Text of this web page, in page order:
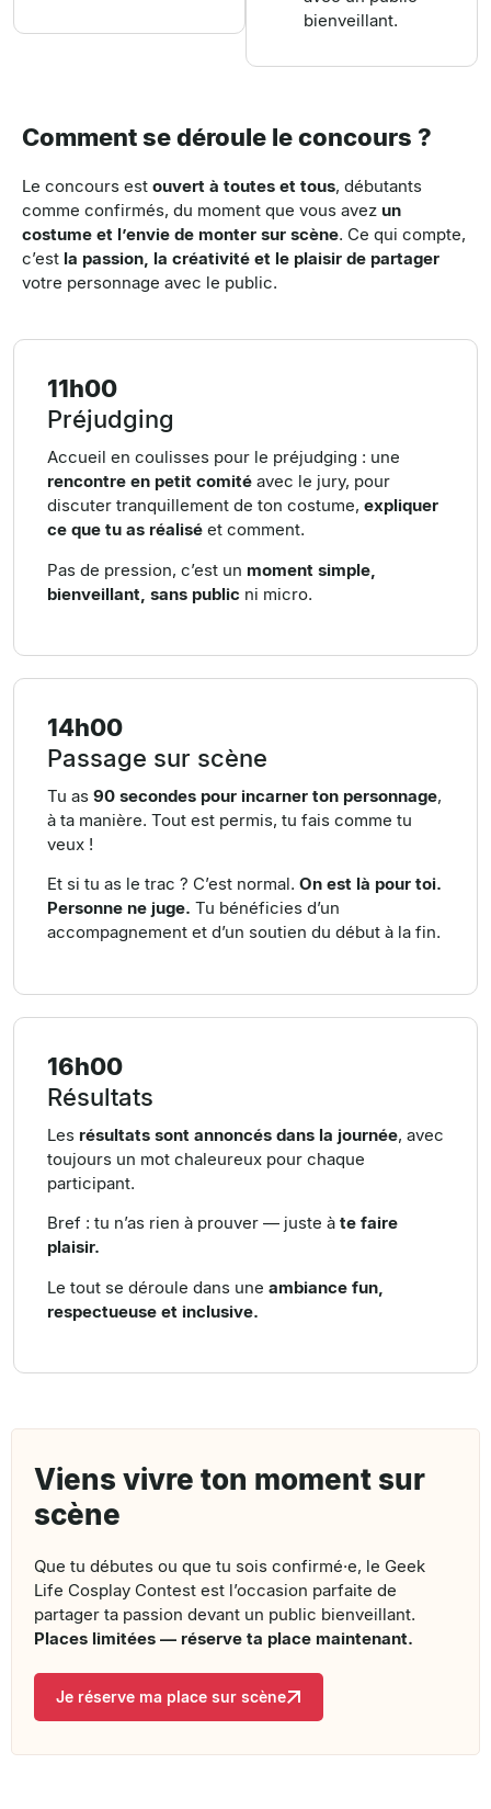
bienveillant.
Comment se déroule le concours ?
Le concours est ouvert à toutes et tous, débutants
comme confirmés, du moment que vous avez un
costume et l’envie de monter sur scène. Ce qui compte,
c’est la passion, la créativité et le plaisir de partager
votre personnage avec le public.
11h00
Préjudging
Accueil en coulisses pour le préjudging : une
rencontre en petit comité avec le jury, pour
discuter tranquillement de ton costume, expliquer
ce que tu as réalisé et comment.
Pas de pression, c’est un moment simple,
bienveillant, sans public ni micro.
14h00
Passage sur scène
Tu as 90 secondes pour incarner ton personnage,
à ta manière. Tout est permis, tu fais comme tu
veux !
Et si tu as le trac ? C’est normal. On est là pour toi.
Personne ne juge. Tu bénéficies d’un
accompagnement et d’un soutien du début à la fin.
16h00
Résultats
Les résultats sont annoncés dans la journée, avec
toujours un mot chaleureux pour chaque
participant.
Bref : tu n’as rien à prouver — juste à te faire
plaisir.
Le tout se déroule dans une ambiance fun,
respectueuse et inclusive.
Viens vivre ton moment sur
scène
Que tu débutes ou que tu sois confirmé·e, le Geek
Life Cosplay Contest est l’occasion parfaite de
partager ta passion devant un public bienveillant.
Places limitées — réserve ta place maintenant.
Je réserve ma place sur scène